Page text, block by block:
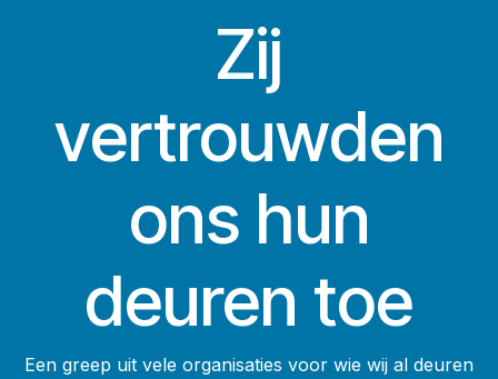
Zij
vertrouwden
ons hun
deuren toe
Een greep uit vele organisaties voor wie wij al deuren